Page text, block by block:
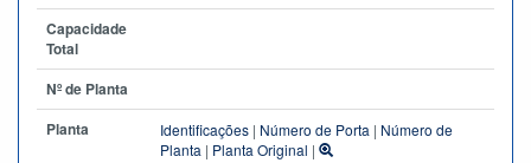
Capacidade
Total
Nº de Planta
Planta
Identificações | Número de Porta | Número de
Planta | Planta Original |